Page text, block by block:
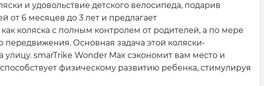
и удовольствие детского велосипеда, подарив
от 6 месяцев до 3 лет и предлагает
коляска с полным контролем от родителей, а по мере
передвижения. Основная задача этой коляски-
smarTrike Wonder Max сэкономит вам место и
физическому развитию ребенка, стимулируя